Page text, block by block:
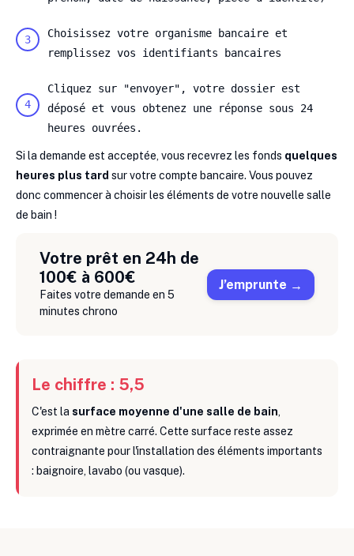
Choisissez votre organisme bancaire et
remplissez vos identifiants bancaires
Cliquez sur "envoyer", votre dossier est
déposé et vous obtenez une réponse sous 24
heures ouvrées.
Si la demande est acceptée, vous recevrez les fonds quelques
heures plus tard sur votre compte bancaire. Vous pouvez
donc commencer à choisir les éléments de votre nouvelle salle
de bain !
Votre prêt en 24h de
100€ à 600€
Faites votre demande en 5
minutes chrono
J’emprunte
Le chiffre : 5,5
C'est la surface moyenne d'une salle de bain,
exprimée en mètre carré. Cette surface reste assez
contraignante pour l'installation des éléments importants
: baignoire, lavabo (ou vasque).